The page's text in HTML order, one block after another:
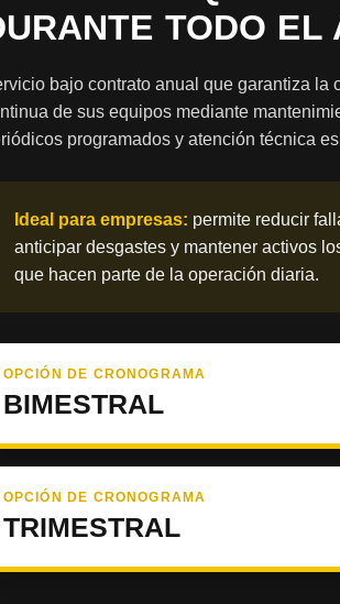
TODO EL
bajo contrato anual que garantiza la
de sus equipos mediante
programados y atención técnica
Ideal para empresas: permite reducir
anticipar desgastes y mantener activos
que hacen parte de la operación diaria.
OPCIÓN DE CRONOGRAMA
BIMESTRAL
OPCIÓN DE CRONOGRAMA
TRIMESTRAL